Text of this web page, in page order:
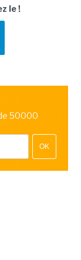
le !
50000
OK